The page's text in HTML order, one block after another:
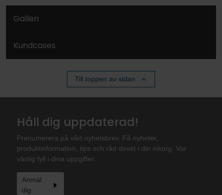
Galleri
Kundcases
Till toppen av sidan
Håll dig uppdaterad!
Prenumerera på vårt nyhetsbrev. Få nyheter,
produktinformation, tips och råd direkt i din inkorg. Var
vänlig fyll i dina uppgifter.
Anmäl
dig